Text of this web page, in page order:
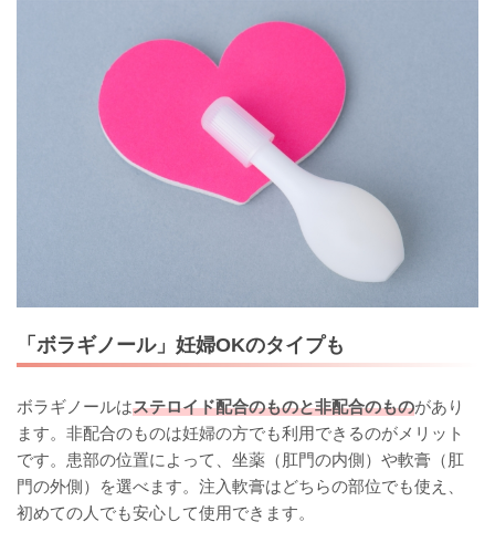
「ボラギノール」妊婦OKのタイプも
ボラギノールはステロイド配合のものと非配合のものがあり
ます。非配合のものは妊婦の方でも利用できるのがメリット
です。患部の位置によって、坐薬（肛門の内側）や軟膏（肛
門の外側）を選べます。注入軟膏はどちらの部位でも使え、
初めての人でも安心して使用できます。